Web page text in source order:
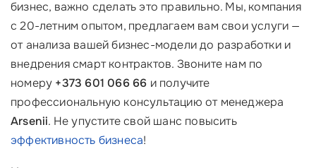
бизнес, важно сделать это правильно. Мы, компания
с 20-летним опытом, предлагаем вам свои услуги —
от анализа вашей бизнес-модели до разработки и
внедрения смарт контрактов. Звоните нам по
номеру +373 601 066 66 и получите
профессиональную консультацию от менеджера
Arsenii. Не упустите свой шанс повысить
эффективность бизнеса!